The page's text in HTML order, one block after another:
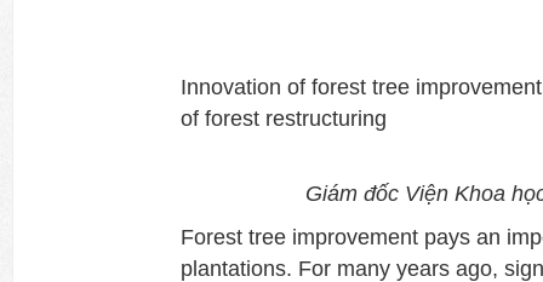
Innovation of forest tree
of forest restructuring
Giám đốc Viện Khoa
Forest tree improvement pays an
plantations. For many years ago,